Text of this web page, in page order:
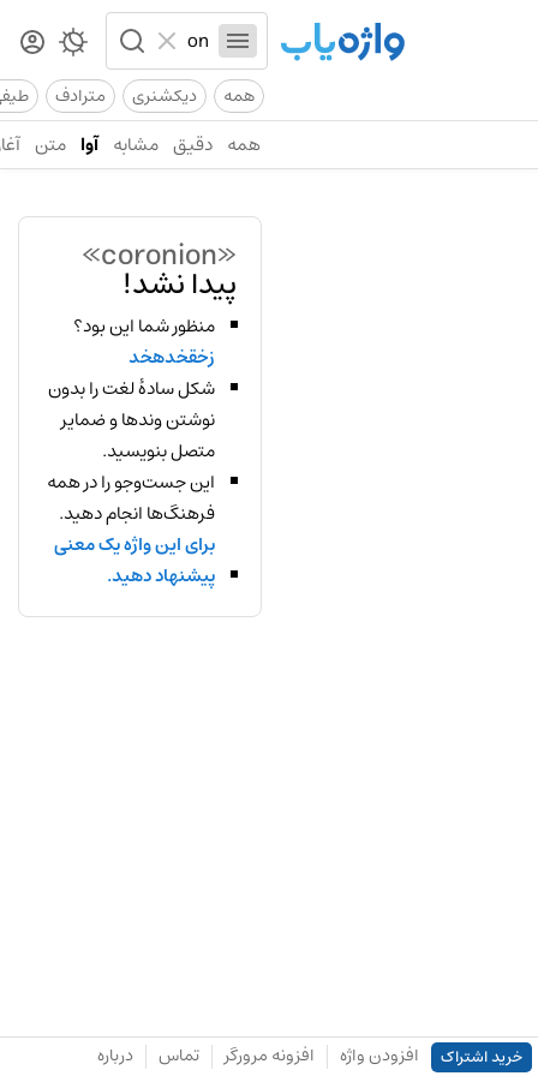
همه دیکشنری مترادف
همه دقیق مشابه آوا متن
«coronion»
پیدا نشد!
منظور شما این بود؟
زخقخدهخد
شکل سادهٔ لغت را بدون
نوشتن وندها و ضمایر
متصل بنویسید.
این جست‌وجو را در همه
فرهنگ‌ها انجام دهید.
برای این واژه یک معنی
پیشنهاد دهید.
خرید اشتراک افزودن واژه افزونه مرورگر تماس درباره